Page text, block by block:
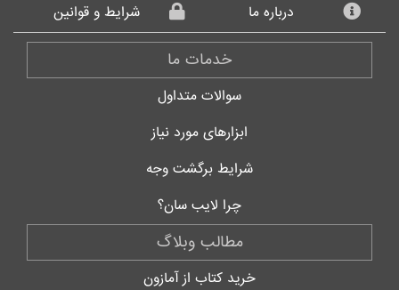
درباره ما
شرایط و قوانین
خدمات ما
سوالات متداول
ابزارهای مورد نیاز
شرایط برگشت وجه
چرا لایب سان؟
مطالب وبلاگ
خرید کتاب از آمازون